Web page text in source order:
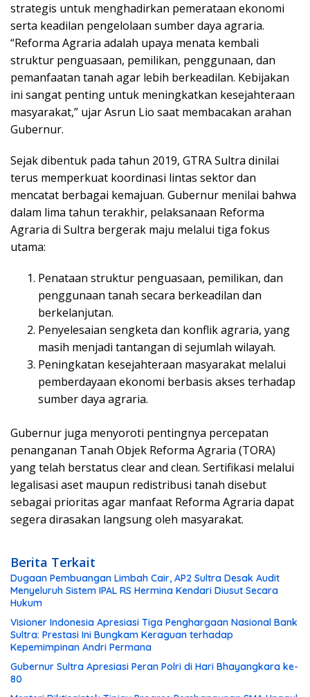
strategis untuk menghadirkan pemerataan ekonomi
serta keadilan pengelolaan sumber daya agraria.
“Reforma Agraria adalah upaya menata kembali
struktur penguasaan, pemilikan, penggunaan, dan
pemanfaatan tanah agar lebih berkeadilan. Kebijakan
ini sangat penting untuk meningkatkan kesejahteraan
masyarakat,” ujar Asrun Lio saat membacakan arahan
Gubernur.
Sejak dibentuk pada tahun 2019, GTRA Sultra dinilai
terus memperkuat koordinasi lintas sektor dan
mencatat berbagai kemajuan. Gubernur menilai bahwa
dalam lima tahun terakhir, pelaksanaan Reforma
Agraria di Sultra bergerak maju melalui tiga fokus
utama:
Penataan struktur penguasaan, pemilikan, dan
penggunaan tanah secara berkeadilan dan
berkelanjutan.
Penyelesaian sengketa dan konflik agraria, yang
masih menjadi tantangan di sejumlah wilayah.
Peningkatan kesejahteraan masyarakat melalui
pemberdayaan ekonomi berbasis akses terhadap
sumber daya agraria.
Gubernur juga menyoroti pentingnya percepatan
penanganan Tanah Objek Reforma Agraria (TORA)
yang telah berstatus clear and clean. Sertifikasi melalui
legalisasi aset maupun redistribusi tanah disebut
sebagai prioritas agar manfaat Reforma Agraria dapat
segera dirasakan langsung oleh masyarakat.
Berita Terkait
Dugaan Pembuangan Limbah Cair, AP2 Sultra Desak Audit
Menyeluruh Sistem IPAL RS Hermina Kendari Diusut Secara
Hukum
Visioner Indonesia Apresiasi Tiga Penghargaan Nasional Bank
Sultra: Prestasi Ini Bungkam Keraguan terhadap
Kepemimpinan Andri Permana
Gubernur Sultra Apresiasi Peran Polri di Hari Bhayangkara ke-
80